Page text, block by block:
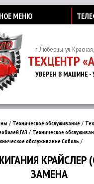
МЕНЮ
г. Люберцы, ул.
ТЕХЦЕНТР
УВЕРЕН В МАШИНЕ -
/ Техническое обслуживание /
ГАЗ / Техническое
обслуживание Соболь /
КРАЙСЛЕР
ЗАМЕНА